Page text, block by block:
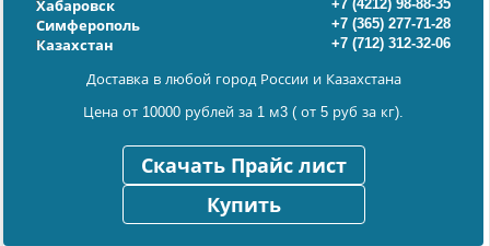
Хабаровск
+7 (4212) 98-88-35
Симферополь
+7 (365) 277-71-28
Казахстан
+7 (712) 312-32-06
Доставка в любой город России и Казахстана
Цена от 10000 рублей за 1 м3 ( от 5 руб за кг).
Скачать Прайс лист
Купить